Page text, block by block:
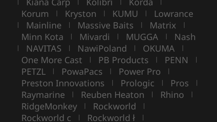
Korum | Kryston | KUMU | Lowrance
| Mainline | Massive Baits | Matrix |
Minn Kota | Mivardi | MUGGA | Nash
| NAVITAS | NawiPoland | OKUMA |
One More Cast | PB Products | PENN |
PETZL | PowaPacs | Power Pro |
Preston Innovations | Prologic | Pros |
Raymarine | Reuben Heaton | Rhino |
RidgeMonkey | Rockworld |
Rockworld c | Rockworld ł |